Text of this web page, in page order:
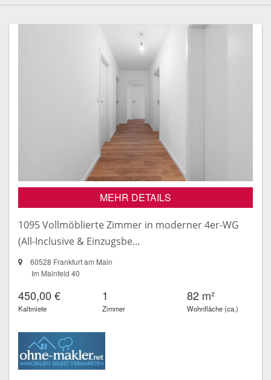
MEHR DETAILS
1095 Vollmöblierte Zimmer in moderner 4er-WG
(All-Inclusive & Einzugsbe...
60528 Frankfurt am Main
Im Mainfeld 40
450,00 €
Kaltmiete
1
Zimmer
82 m²
Wohnfläche (ca.)